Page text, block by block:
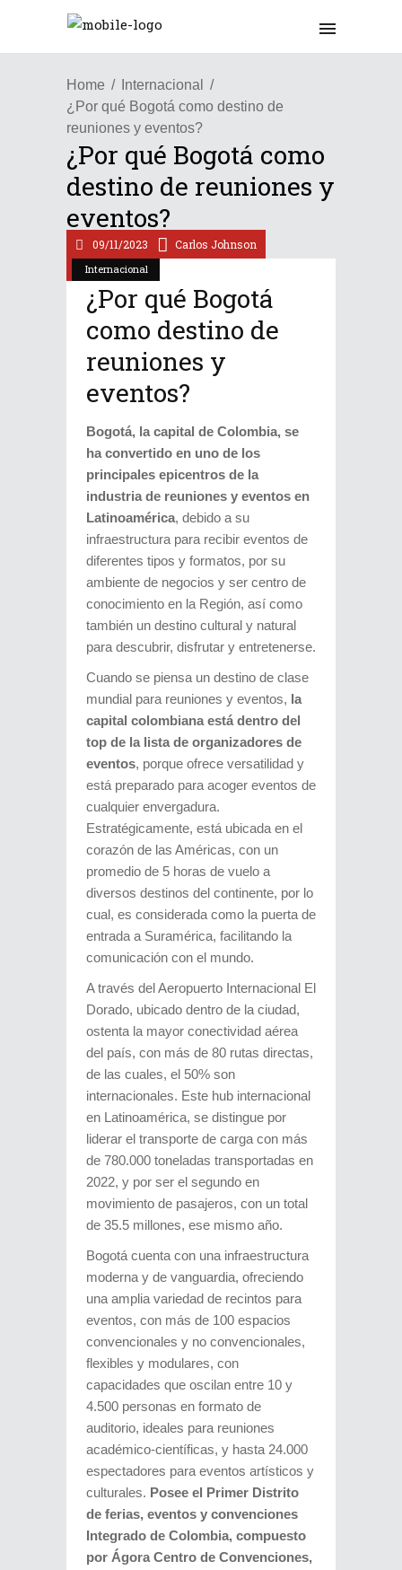
Home
Internacional
¿Por qué Bogotá como destino de
reuniones y eventos?
¿Por qué Bogotá como
destino de reuniones y
eventos?
Internacional
09/11/2023 Carlos Johnson
¿Por qué Bogotá
como destino de
reuniones y
eventos?
Bogotá, la capital de Colombia, se
ha convertido en uno de los
principales epicentros de la
industria de reuniones y eventos en
Latinoamérica, debido a su
infraestructura para recibir eventos de
diferentes tipos y formatos, por su
ambiente de negocios y ser centro de
conocimiento en la Región, así como
también un destino cultural y natural
para descubrir, disfrutar y entretenerse.
Cuando se piensa un destino de clase
mundial para reuniones y eventos, la
capital colombiana está dentro del
top de la lista de organizadores de
eventos, porque ofrece versatilidad y
está preparado para acoger eventos de
cualquier envergadura.
Estratégicamente, está ubicada en el
corazón de las Américas, con un
promedio de 5 horas de vuelo a
diversos destinos del continente, por lo
cual, es considerada como la puerta de
entrada a Suramérica, facilitando la
comunicación con el mundo.
A través del Aeropuerto Internacional El
Dorado, ubicado dentro de la ciudad,
ostenta la mayor conectividad aérea
del país, con más de 80 rutas directas,
de las cuales, el 50% son
internacionales. Este hub internacional
en Latinoamérica, se distingue por
liderar el transporte de carga con más
de 780.000 toneladas transportadas en
2022, y por ser el segundo en
movimiento de pasajeros, con un total
de 35.5 millones, ese mismo año.
Bogotá cuenta con una infraestructura
moderna y de vanguardia, ofreciendo
una amplia variedad de recintos para
eventos, con más de 100 espacios
convencionales y no convencionales,
flexibles y modulares, con
capacidades que oscilan entre 10 y
4.500 personas en formato de
auditorio, ideales para reuniones
académico-científicas, y hasta 24.000
espectadores para eventos artísticos y
culturales. Posee el Primer Distrito
de ferias, eventos y convenciones
Integrado de Colombia, compuesto
por Ágora Centro de Convenciones,